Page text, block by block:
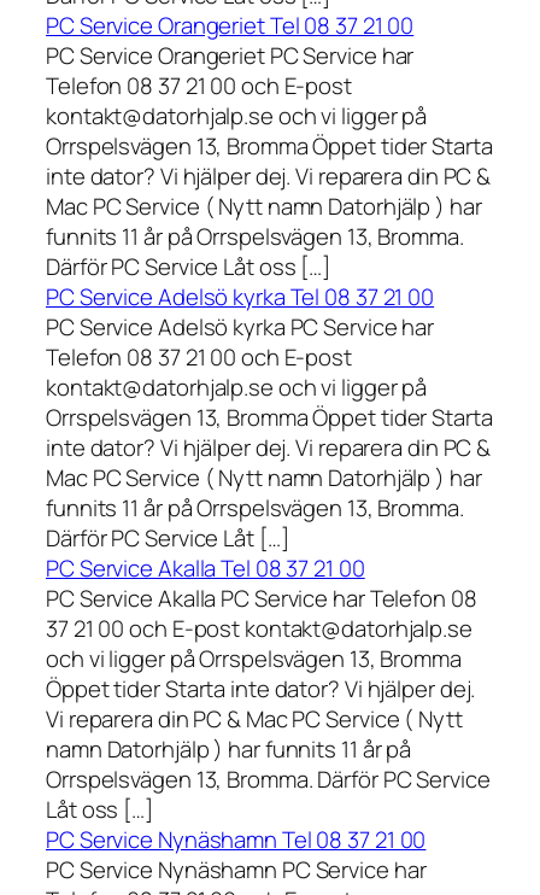
PC Service Orangeriet Tel 08 37 21 00
PC Service Orangeriet PC Service har
Telefon 08 37 21 00 och E-post
kontakt@datorhjalp.se och vi ligger på
Orrspelsvägen 13, Bromma Öppet tider Starta
inte dator? Vi hjälper dej. Vi reparera din PC &
Mac PC Service ( Nytt namn Datorhjälp ) har
funnits 11 år på Orrspelsvägen 13, Bromma.
Därför PC Service Låt oss […]
PC Service Adelsö kyrka Tel 08 37 21 00
PC Service Adelsö kyrka PC Service har
Telefon 08 37 21 00 och E-post
kontakt@datorhjalp.se och vi ligger på
Orrspelsvägen 13, Bromma Öppet tider Starta
inte dator? Vi hjälper dej. Vi reparera din PC &
Mac PC Service ( Nytt namn Datorhjälp ) har
funnits 11 år på Orrspelsvägen 13, Bromma.
Därför PC Service Låt […]
PC Service Akalla Tel 08 37 21 00
PC Service Akalla PC Service har Telefon 08
37 21 00 och E-post kontakt@datorhjalp.se
och vi ligger på Orrspelsvägen 13, Bromma
Öppet tider Starta inte dator? Vi hjälper dej.
Vi reparera din PC & Mac PC Service ( Nytt
namn Datorhjälp ) har funnits 11 år på
Orrspelsvägen 13, Bromma. Därför PC Service
Låt oss […]
PC Service Nynäshamn Tel 08 37 21 00
PC Service Nynäshamn PC Service har